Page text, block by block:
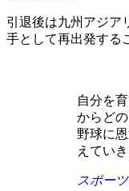
引退後は九州アジア
手として再出発する
自分を
からど
野球に
えてい
スポー